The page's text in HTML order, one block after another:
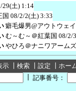
29(土) 1:14
国 08/2/2(土) 3:33
癖毛爆男@アウトウェイ
む～む～＠紅葉国 08/2/
やひろ＠ナニワアーム
示 検索 設定
ホー
記事番号：